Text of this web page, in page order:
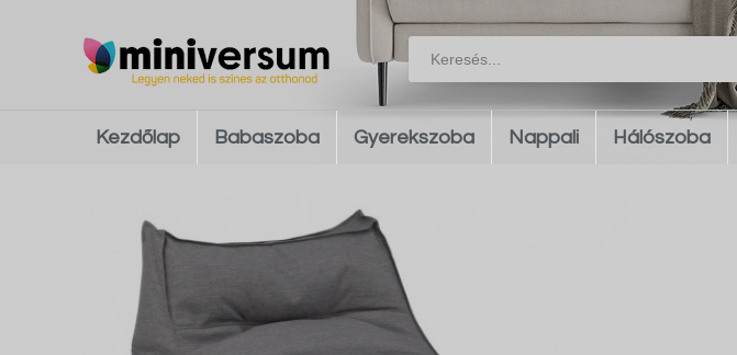
Kezdőlap Babaszoba Gyerekszoba Nappali Hálószoba